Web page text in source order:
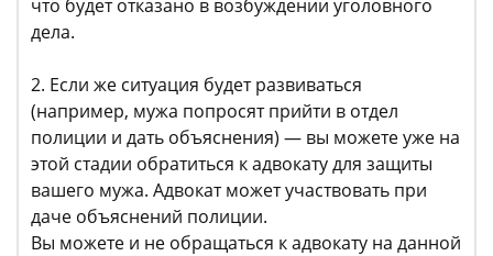
что будет отказано в возбуждении уголовного
дела.
2. Если же ситуация будет развиваться
(например, мужа попросят прийти в отдел
полиции и дать объяснения) — вы можете уже на
этой стадии обратиться к адвокату для защиты
вашего мужа. Адвокат может участвовать при
даче объяснений полиции.
Вы можете и не обращаться к адвокату на данной